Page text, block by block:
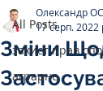
All Posts
захист прав
аграрне
Зміни
Олександр
17 серп. 2022